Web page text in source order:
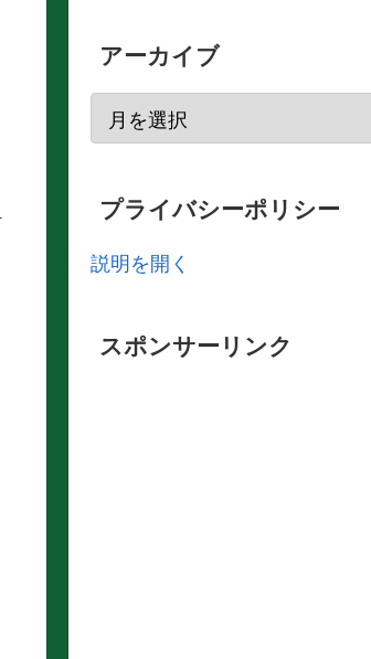
アーカイブ
プライバシーポリシー
説明を開く
スポンサーリンク